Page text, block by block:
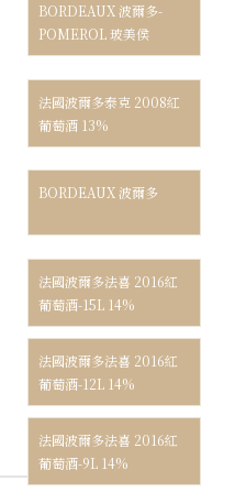
BORDEAUX 波爾多-
POMEROL 玻美侯
法國波爾多泰克 2008紅
葡萄酒 13%
BORDEAUX 波爾多
法國波爾多法喜 2016紅
葡萄酒-15L 14%
法國波爾多法喜 2016紅
葡萄酒-12L 14%
法國波爾多法喜 2016紅
葡萄酒-9L 14%